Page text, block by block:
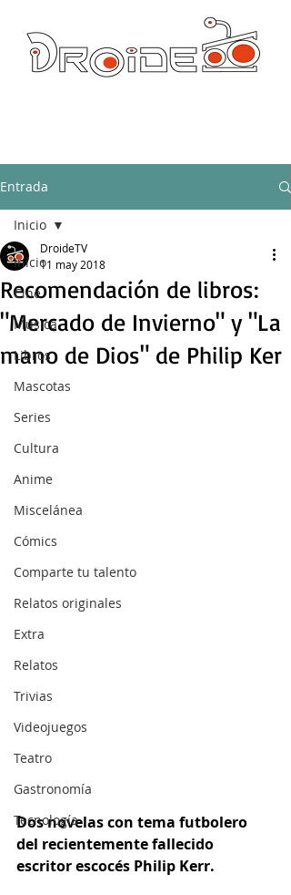
Entrada
Inicio
Cine
Música
Libros
Mascotas
Series
Cultura
Anime
Miscelánea
Cómics
Comparte tu talento
Relatos originales
Extra
Relatos
Trivias
Videojuegos
Teatro
Gastronomía
Tecnología
Inicio
Recomendación de libros:
"Mercado de Invierno" y "La
mano de Dios" de Philip Ker
DroideTV
11 may 2018
Dos novelas con tema futbolero
del recientemente fallecido
escritor escocés Philip Kerr.